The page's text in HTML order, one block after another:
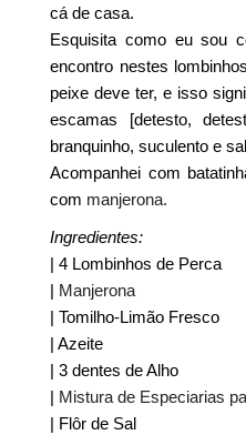
cá de casa.
Esquisita como eu sou
encontro nestes
peixe deve ter, e isso
escamas [detesto,
branquinho, suculento e
Acompanhei com
com manjerona.
Ingredientes:
| 4 Lombinhos de Perca
| Manjerona
| Tomilho-Limão Fresco
| Azeite
| 3 dentes de Alho
| Mistura de Especiarias
| Flôr de Sal